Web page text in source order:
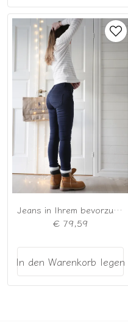
Jeans in Ihrem bevorzugten Modell, marineblau
€ 79,59
In den Warenkorb legen